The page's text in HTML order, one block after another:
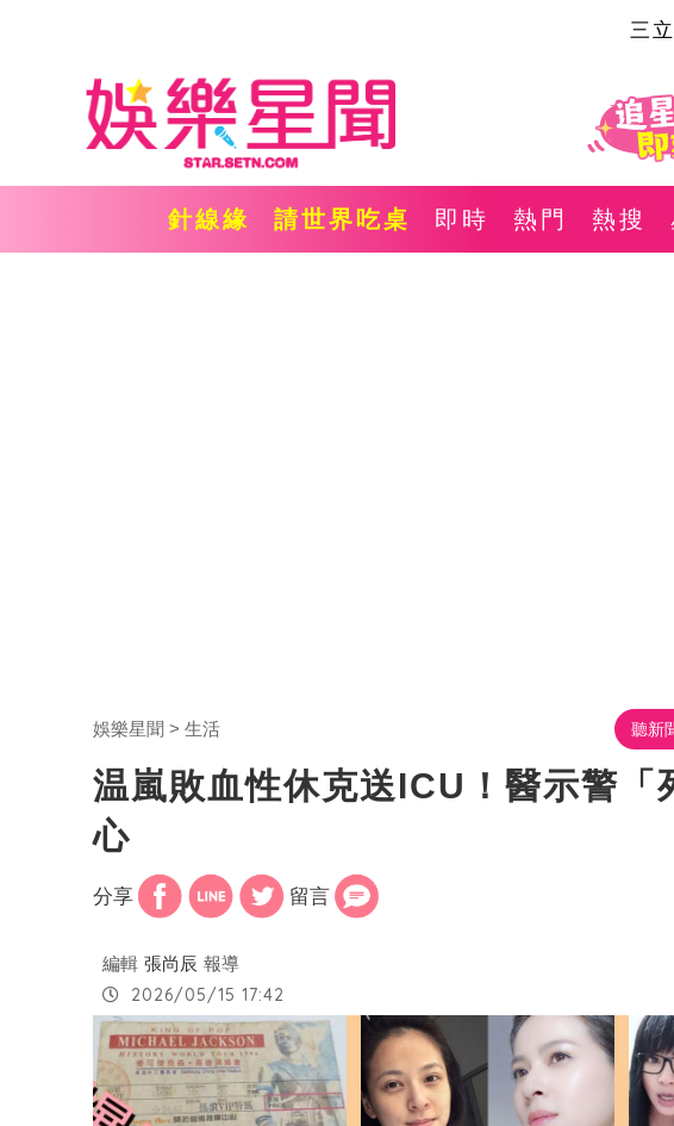
三
針線緣 請世界吃桌 即時 熱門 熱搜
娛樂星聞 生活 聽新
温嵐敗血性休克送ICU！醫示警
心
分享 留言
編輯 張尚辰 報導
2026/05/15 17:42